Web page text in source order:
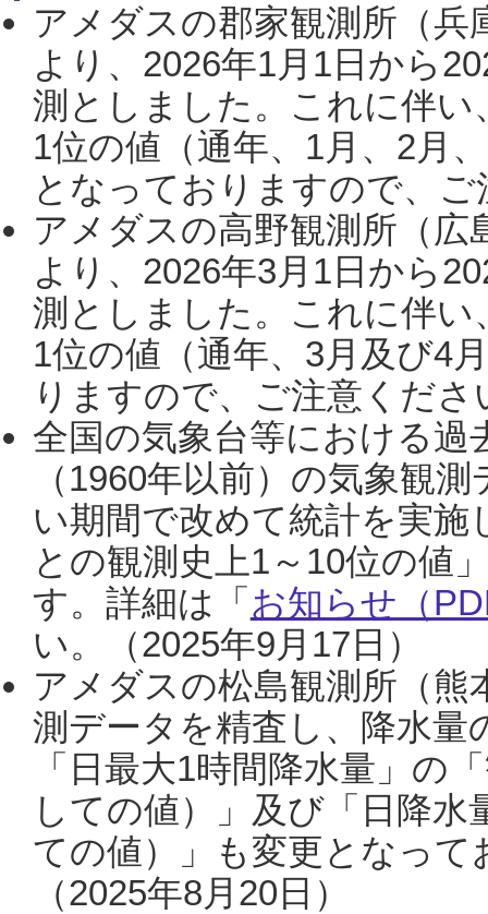
アメダスの郡家観測所（
より、2026年1月1日から
測としました。これに伴い
1位の値（通年、1月、2月
となっておりますので、
アメダスの高野観測所（
より、2026年3月1日から
測としました。これに伴い
1位の値（通年、3月及び4
りますので、ご注意くだ
全国の気象台等における過
（1960年以前）の気象観
い期間で改めて統計を実
との観測史上1～10位の値
す。詳細は「 お知らせ（
い。（2025年9月17日）
アメダスの松島観測所（熊
測データを精査し、降水
「日最大1時間降水量」の
しての値）」及び「日降
ての値）」も変更となっ
（2025年8月20日）